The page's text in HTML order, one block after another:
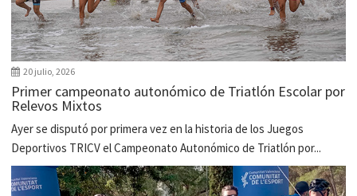
20 julio, 2026
Primer campeonato autonómico de Triatlón Escolar por
Relevos Mixtos
Ayer se disputó por primera vez en la historia de los Juegos
Deportivos TRICV el Campeonato Autonómico de Triatlón por...